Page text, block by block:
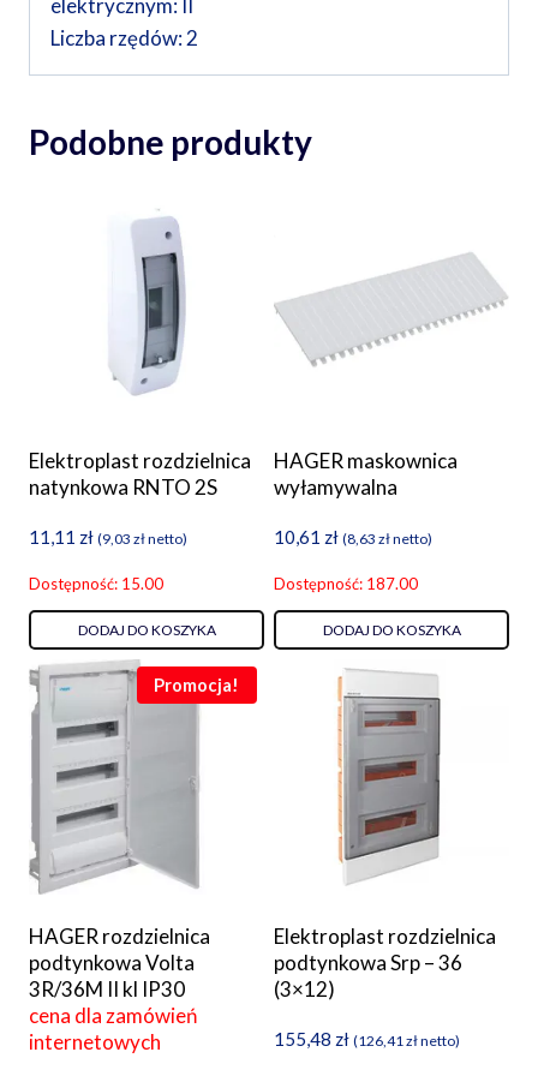
elektrycznym: II
Liczba rzędów: 2
Podobne produkty
Elektroplast rozdzielnica
natynkowa RNTO 2S
11,11 zł (9,03 złnetto)
Dostępność: 15.00
DODAJ DO KOSZYKA
HAGER maskownica
wyłamywalna
10,61 zł (8,63 złnetto)
Dostępność: 187.00
DODAJ DO KOSZYKA
Promocja!
HAGER rozdzielnica
podtynkowa Volta
3R/36M II kl IP30
cena dla zamówień
internetowych
Elektroplast rozdzielnica
podtynkowa Srp – 36
(3×12)
155,48 zł (126,41 złnetto)